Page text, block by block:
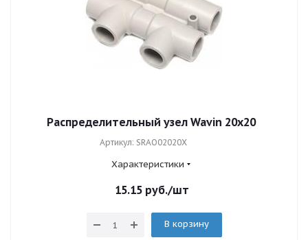
Распределительный узел Wavin 20x20
Артикул: SRAO02020X
Характеристики
15.15руб./шт
В корзину